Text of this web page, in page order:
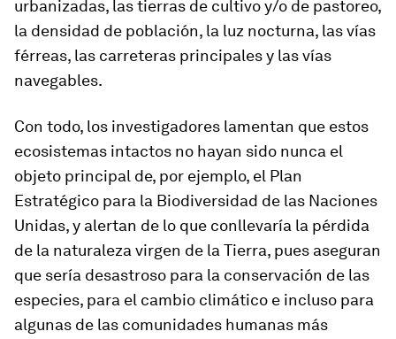
urbanizadas, las tierras de cultivo y/o de pastoreo,
la densidad de población, la luz nocturna, las vías
férreas, las carreteras principales y las vías
navegables.
Con todo, los investigadores lamentan que estos
ecosistemas intactos no hayan sido nunca el
objeto principal de, por ejemplo, el Plan
Estratégico para la Biodiversidad de las Naciones
Unidas, y alertan de lo que conllevaría la pérdida
de la naturaleza virgen de la Tierra, pues aseguran
que sería desastroso para la conservación de las
especies, para el cambio climático e incluso para
algunas de las comunidades humanas más